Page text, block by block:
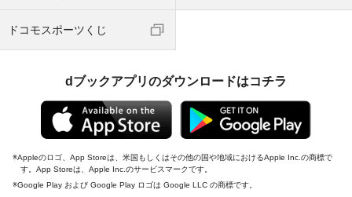
ドコモスポーツくじ
dブックアプリのダウンロードはコチラ
Appleのロゴ、App Storeは、米国もしくはその他の国や地域におけるApple Inc.の商標で
す。App Storeは、Apple Inc.のサービスマークです。
Google Play および Google Play ロゴは Google LLC の商標です。